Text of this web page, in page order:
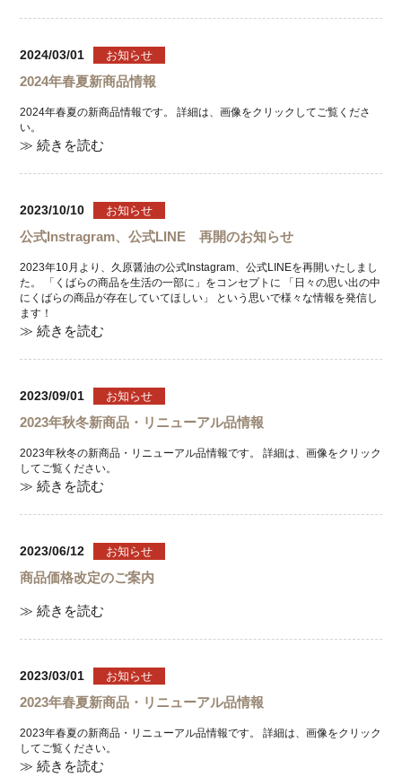
2024/03/01 お知らせ
2024年春夏新商品情報
2024年春夏の新商品情報です。 詳細は、画像をクリックしてご覧くださ
い。
≫ 続きを読む
2023/10/10 お知らせ
公式Instragram、公式LINE 再開のお知らせ
2023年10月より、久原醤油の公式Instagram、公式LINEを再開いたしまし
た。 「くばらの商品を生活の一部に」をコンセプトに 「日々の思い出の中
にくばらの商品が存在していてほしい」 という思いで様々な情報を発信し
ます！
≫ 続きを読む
2023/09/01 お知らせ
2023年秋冬新商品・リニューアル品情報
2023年秋冬の新商品・リニューアル品情報です。 詳細は、画像をクリック
してご覧ください。
≫ 続きを読む
2023/06/12 お知らせ
商品価格改定のご案内
≫ 続きを読む
2023/03/01 お知らせ
2023年春夏新商品・リニューアル品情報
2023年春夏の新商品・リニューアル品情報です。 詳細は、画像をクリック
してご覧ください。
≫ 続きを読む